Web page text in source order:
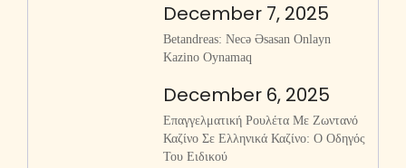
December 7, 2025
Betandreas: Necə Əsasan Onlayn
Kazino Oynamaq
December 6, 2025
Επαγγελματική Ρουλέτα Με Ζωντανό
Καζίνο Σε Ελληνικά Καζίνο: Ο Οδηγός
Του Ειδικού